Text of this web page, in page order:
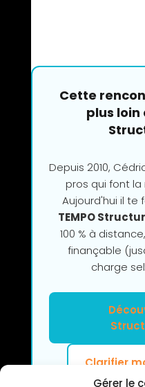
Gérer le
Cette
plus loin
Depuis 2010,
pros qui font la
Aujourd'hui il te
TEMPO
100 % à
finançable
charge
Clarifier